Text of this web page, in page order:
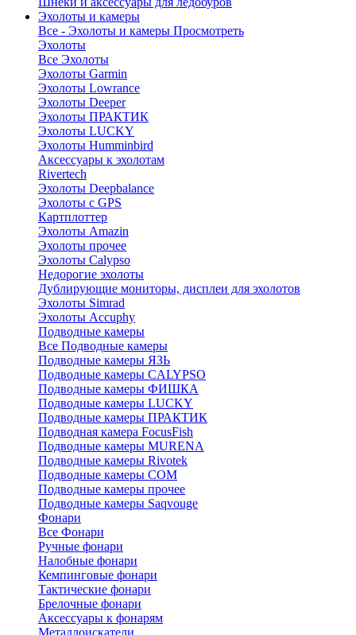
Эхолоты и камеры
Все - Эхолоты и камеры Просмотреть
Эхолоты
Все Эхолоты
Эхолоты Garmin
Эхолоты Lowrance
Эхолоты Deeper
Эхолоты ПРАКТИК
Эхолоты LUCKY
Эхолоты Humminbird
Аксессуары к эхолотам
Rivertech
Эхолоты Deepbalance
Эхолоты с GPS
Картплоттер
Эхолоты Amazin
Эхолоты прочее
Эхолоты Calypso
Недорогие эхолоты
Дублирующие мониторы, дисплеи для эхолотов
Эхолоты Simrad
Эхолоты Accuphy
Подводные камеры
Все Подводные камеры
Подводные камеры ЯЗЬ
Подводные камеры CALYPSO
Подводные камеры ФИШКА
Подводные камеры LUCKY
Подводные камеры ПРАКТИК
Подводная камера FocusFish
Подводные камеры MURENA
Подводные камеры Rivotek
Подводные камеры СОМ
Подводные камеры прочее
Подводные камеры Saqvouge
Фонари
Все Фонари
Ручные фонари
Налобные фонари
Кемпинговые фонари
Тактические фонари
Брелочные фонари
Аксессуары к фонарям
Металлоискатели